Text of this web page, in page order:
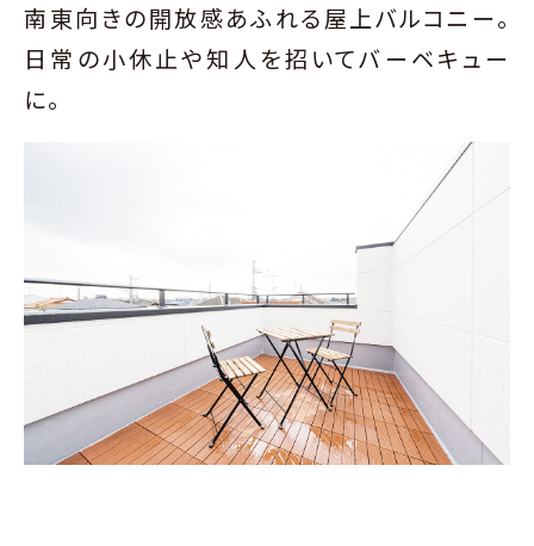
南東向きの開放感あふれる屋上バルコニー。
日常の小休止や知人を招いてバーベキュー
に。